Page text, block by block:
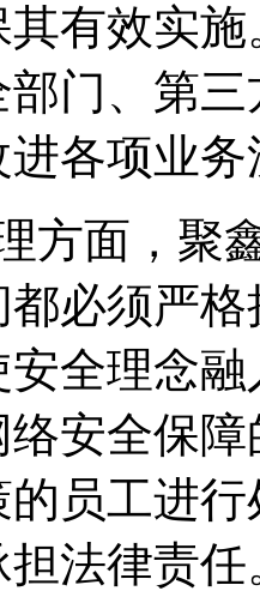
有效实
门、
各项业务
理方面
都必须严
使安全理
安全保障
员工进行
担法律责